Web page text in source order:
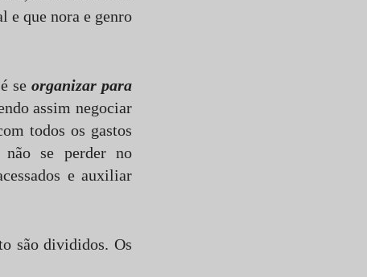
e que nora e genro
é seorganizar para
assim negociar
todos os gastos
se perder no
e auxiliar
são divididos. Os